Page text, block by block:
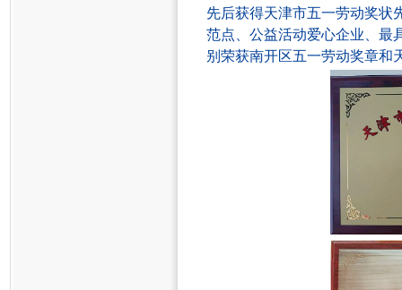
先后获得天津市五一劳动奖状
范点、 公益活动爱心企业、最
别 荣获南开区五一劳动奖章和